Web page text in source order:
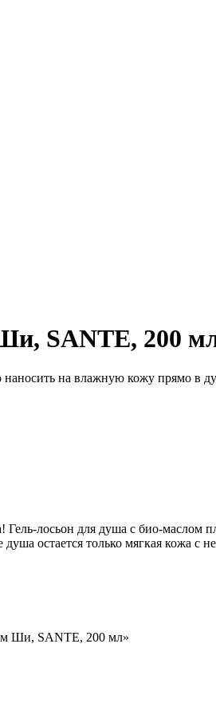
SANTE, 200
на влажную кожу прямо
лосьон для душа с био-
остается только мягкая кожа с
Ши, SANTE, 200 мл»